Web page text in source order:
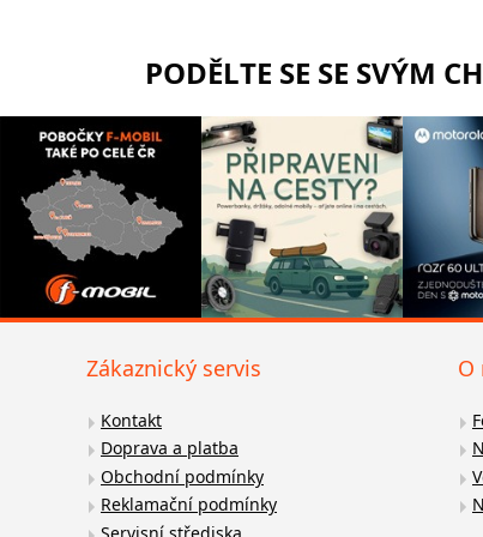
PODĚLTE SE SE SVÝM
Zákaznický servis
Kontakt
Doprava a platba
Obchodní podmínky
Reklamační podmínky
Servisní střediska
O